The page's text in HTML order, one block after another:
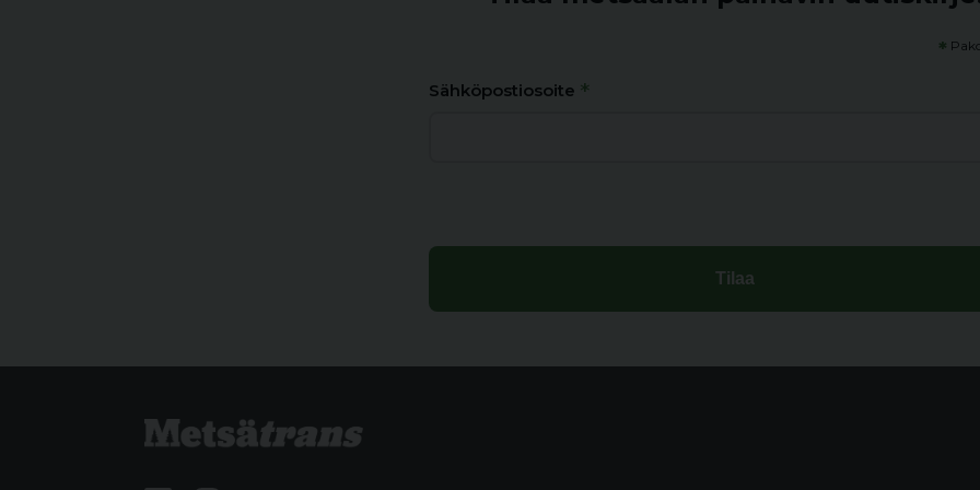
*
Sähköpostiosoite *